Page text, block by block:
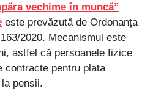
vechime în muncă”
este prevăzută de Ordonanța
2020. Mecanismul este
astfel că persoanele fizice
contracte pentru plata
pensii.